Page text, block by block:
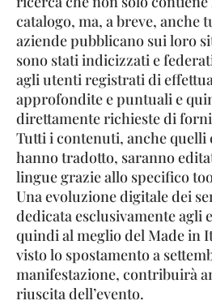
catalogo, ma, a breve, anche
aziende pubblicano sui loro
sono stati indicizzati e
agli utenti registrati di
approfondite e puntuali e
direttamente richieste di
Tutti i contenuti, anche quelli
hanno tradotto, saranno
lingue grazie allo specifico
Una evoluzione digitale dei
dedicata esclusivamente agli
quindi al meglio del Made in
visto lo spostamento a
manifestazione, contribuirà
riuscita dell’evento.